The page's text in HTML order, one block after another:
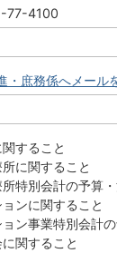
77-4100
・庶務係へメール
すること
に関すること
特別会計の予算
ンに関すること
ン事業特別会計
関すること